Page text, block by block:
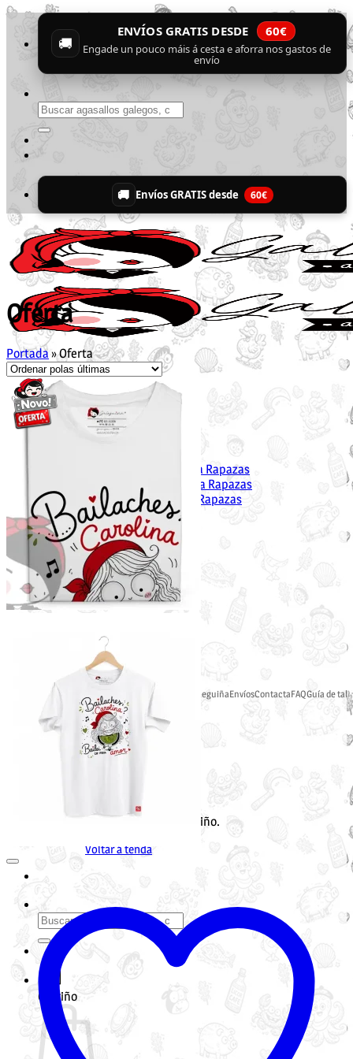
Skip
content
🚚
ENVÍOS GRATIS DESDE 60€
Engade un pouco máis á cesta e aforra nos gastos de
envío
Buscar
por:
🚚 Envíos GRATIS desde 60€
Unisex
Suadoiros
Camisetas
Suadoiros en Galego para Rapazas
Camisetas en Galego para Rapazas
Vestidos en Galego para Rapazas
Nen@s
Suadoiros nenos
Camisetas
Bebés
Bodies
Camisetas
cuncas
Mochilas en Galego
Bolsas en Galego
Agasallos Día da Nai Agasallos Pai Tenda GaleguiñaEnvíosContactaFAQGuía de
Non hai produtos no carriño.
Voltar á tenda
Buscar
por:
Carriño
Oferta
Portada »Oferta